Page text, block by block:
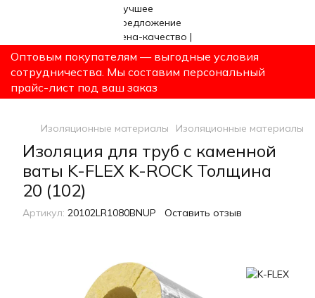
Оптовым покупателям — выгодные условия
сотрудничества. Мы составим персональный
прайс-лист под ваш заказ
Изоляционные материалы Изоляционные материалы K-
Изоляция для труб с каменной
ваты K-FLEX K-ROCK Толщина
20 (102)
Артикул: 20102LR1080BNUP Оставить отзыв